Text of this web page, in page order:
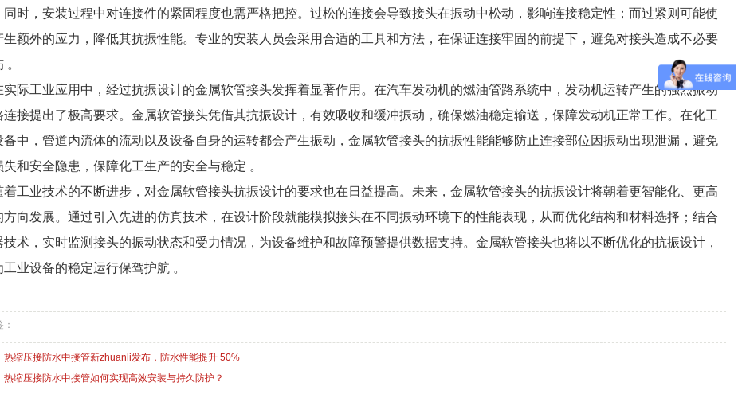
同时，安装过程中对连接件的紧固程度也需严格把控。过松的连接会导致接头在振动中松动，影响连接稳定性；而过紧则可能使
生额外的应力，降低其抗振性能。专业的安装人员会采用合适的工具和方法，在保证连接牢固的前提下，避免对接头造成不必要
实际工业应用中，经过抗振设计的金属软管接头发挥着显著作用。在汽车发动机的燃油管路系统中，发动机运转产生的强烈振动
连接提出了极高要求。金属软管接头凭借其抗振设计，有效吸收和缓冲振动，确保燃油稳定输送，保障发动机正常工作。在化工
备中，管道内流体的流动以及设备自身的运转都会产生振动，金属软管接头的抗振性能能够防止连接部位因振动出现泄漏，避免
失和安全隐患，保障化工生产的安全与稳定 。
着工业技术的不断进步，对金属软管接头抗振设计的要求也在日益提高。未来，金属软管接头的抗振设计将朝着更智能化、更高
方向发展。通过引入先进的仿真技术，在设计阶段就能模拟接头在不同振动环境下的性能表现，从而优化结构和材料选择；结合
技术，实时监测接头的振动状态和受力情况，为设备维护和故障预警提供数据支持。金属软管接头也将以不断优化的抗振设计，
业设备的稳定运行保驾护航 。
热缩压接防水中接管新zhuanli发布，防水性能提升 50%
热缩压接防水中接管如何实现高效安装与持久防护？